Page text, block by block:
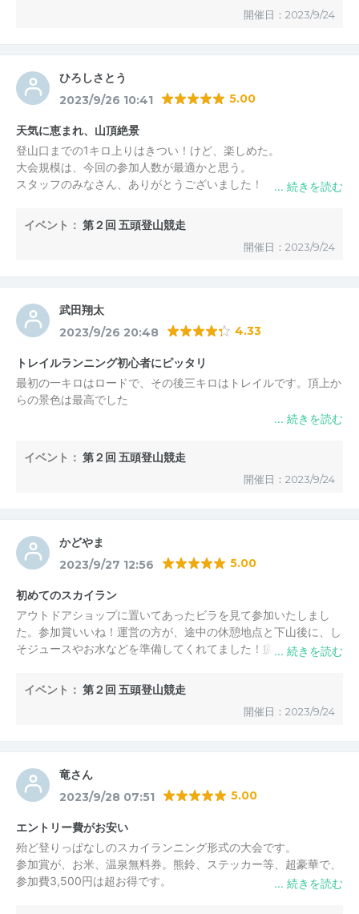
ツい登山競走でしたが久し振りに楽しかったです。こんな楽しい
遠藤健太さんを始めスタッフの皆様には本当にありがとうござい
ました。来年もエントリーしたいと思います。
この度はご参加頂き、誠にありがとうございました。
また、多くのお褒めの言葉も頂き、重ねてお礼申し上げま
何よりも楽しんでいただけたことが本当に嬉しく思いま
す。
実行委員の一人でもあります、遠藤ですが、今後、スカイ
ng: SKIMO）で冬季オリンピックを目指していますので是
実行委員会
開催日：2023/9/24
ひろしさとう
2023/9/26 10:41 5.00
天気に恵まれ、山頂絶景
登山口までの1キロ上りはきつい！けど、楽しめた。
大会規模は、今回の参加人数が最適かと思う。
スタッフのみなさん、ありがとうございました！
五頭スカイランニング実行委員会
この度はご参加頂き、誠にありがとうございました。
「最初の１キロがきつい」という方が多くいらっしゃいま
したが、運営側としては最高の誉め言葉です笑
私たちも参加人数については会場、登山道等含め検討して
まいります。
また来年、お会いできるのを楽しみにしております。
イベント： 第２回 五頭登山競走
開催日：2023/9/24
武田翔太
2023/9/26 20:48 4.33
トレイルランニング初心者にピッタリ
最初の一キロはロードで、その後三キロはトレイルです。頂上か
らの景色は最高でした
五頭スカイランニング実行委員会
この度はご参加頂き、誠にありがとうございました。
武田様にとっては少し物足りない距離でしたでしょうか？
笑
当日は秋晴れの中、ゴールからの景色は素晴らしかったと
思います。
また来年、機会がございましたら是非ご参加くださいま
イベント： 第２回 五頭登山競走
開催日：2023/9/24
かどやま
2023/9/27 12:56 5.00
初めてのスカイラン
アウトドアショップに置いてあったビラを見て参加いたしまし
た。参加賞いいね！運営の方が、途中の休憩地点と下山後に、し
そジュースやお水などを準備してくれてました！疲れた体にしそ
五頭スカイランニング実行委員会
この度はご参加頂き、また、お忙しい中レビューも投稿頂
き、誠にありがとうございました。
参加賞は地元のものにこだわり、「しそっ娘ちゃん」ジュ
ースはもはや大会の名物になりつつありますｗ
来年も皆様に楽しんで頂ける大会になるよう、準備をすす
めていきたいと思います。
ご参加お待ちしております！
イベント： 第２回 五頭登山競走
開催日：2023/9/24
竜さん
2023/9/28 07:51 5.00
エントリー費がお安い
殆ど登りっぱなしのスカイランニング形式の大会です。
参加賞が、お米、温泉無料券。熊鈴、ステッカー等、超豪華で、
参加費3,500円は超お得です。